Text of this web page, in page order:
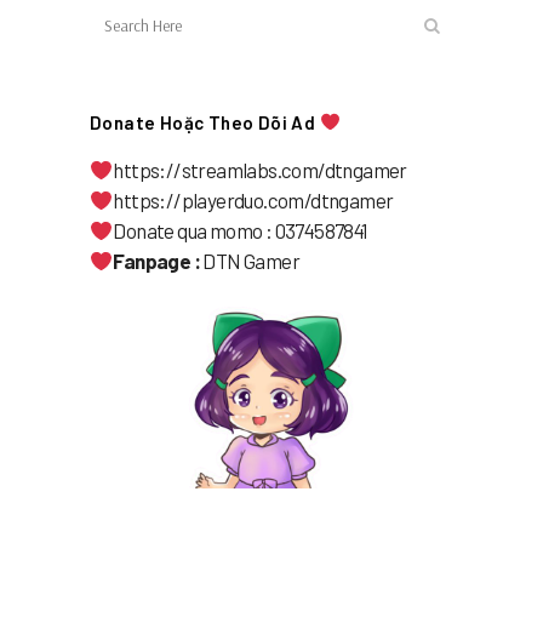
Donate Hoặc Theo Dõi Ad
https://streamlabs.com/dtngamer
https://playerduo.com/dtngamer
Donate qua momo : 0374587841
Fanpage :DTN Gamer